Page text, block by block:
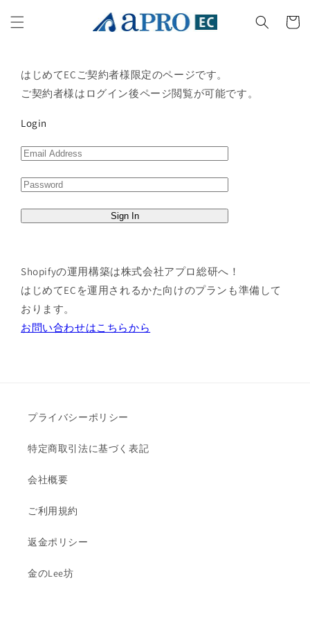
ンツに
進む
ー
はじめてECご契約者様限定のページです。
ご契約者様はログイン後ページ閲覧が可能です。
Login
Shopifyの運用構築は株式会社アプロ総研へ！
はじめてECを運用されるかた向けのプランも準備して
おります。
お問い合わせはこちらから
プライバシーポリシー
特定商取引法に基づく表記
会社概要
ご利用規約
返金ポリシー
金のLee坊